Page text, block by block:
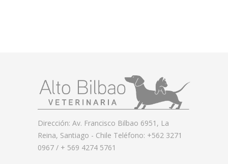
Dirección: Av. Francisco Bilbao 6951, La
Reina, Santiago - Chile Teléfono: +562 3271
0967 / + 569 4274 5761